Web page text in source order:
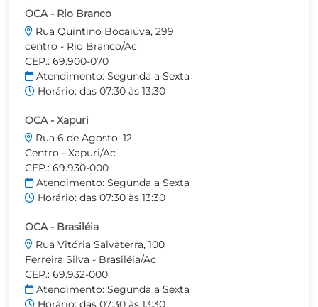
OCA - Rio Branco
Rua Quintino Bocaiúva, 299
centro - Rio Branco/Ac
CEP.: 69.900-070
Atendimento: Segunda a Sexta
Horário: das 07:30 às 13:30
OCA - Xapuri
Rua 6 de Agosto, 12
Centro - Xapuri/Ac
CEP.: 69.930-000
Atendimento: Segunda a Sexta
Horário: das 07:30 às 13:30
OCA - Brasiléia
Rua Vitória Salvaterra, 100
Ferreira Silva - Brasiléia/Ac
CEP.: 69.932-000
Atendimento: Segunda a Sexta
Horário: das 07:30 às 13:30